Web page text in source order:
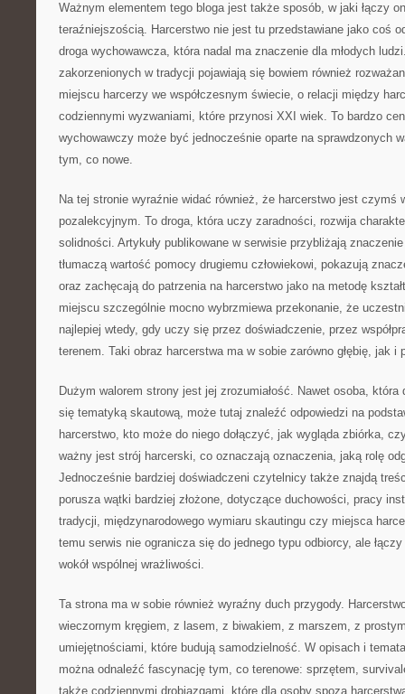
Ważnym elementem tego bloga jest także sposób, w jaki łączy
teraźniejszością. Harcerstwo nie jest tu przedstawiane jako coś
droga wychowawcza, która nadal ma znaczenie dla młodych
zakorzenionych w tradycji pojawiają się bowiem również
miejscu harcerzy we współczesnym świecie, o relacji między
codziennymi wyzwaniami, które przynosi XXI wiek. To bardzo
wychowawczy może być jednocześnie oparte na sprawdzonych
tym, co nowe.
Na tej stronie wyraźnie widać również, że harcerstwo jest czymś
pozalekcyjnym. To droga, która uczy zaradności, rozwija
solidności. Artykuły publikowane w serwisie przybliżają
tłumaczą wartość pomocy drugiemu człowiekowi, pokazują
oraz zachęcają do patrzenia na harcerstwo jako na metodę
miejscu szczególnie mocno wybrzmiewa przekonanie, że
najlepiej wtedy, gdy uczy się przez doświadczenie, przez
terenem. Taki obraz harcerstwa ma w sobie zarówno głębię, jak i
Dużym walorem strony jest jej zrozumiałość. Nawet osoba,
się tematyką skautową, może tutaj znaleźć odpowiedzi na
harcerstwo, kto może do niego dołączyć, jak wygląda zbiórka,
ważny jest strój harcerski, co oznaczają oznaczenia, jaką rolę
Jednocześnie bardziej doświadczeni czytelnicy także znajdą
porusza wątki bardziej złożone, dotyczące duchowości, pracy
tradycji, międzynarodowego wymiaru skautingu czy miejsca
temu serwis nie ogranicza się do jednego typu odbiorcy, ale
wokół wspólnej wrażliwości.
Ta strona ma w sobie również wyraźny duch przygody.
wieczornym kręgiem, z lasem, z biwakiem, z marszem, z
umiejętnościami, które budują samodzielność. W opisach i
można odnaleźć fascynację tym, co terenowe: sprzętem,
także codziennymi drobiazgami, które dla osoby spoza